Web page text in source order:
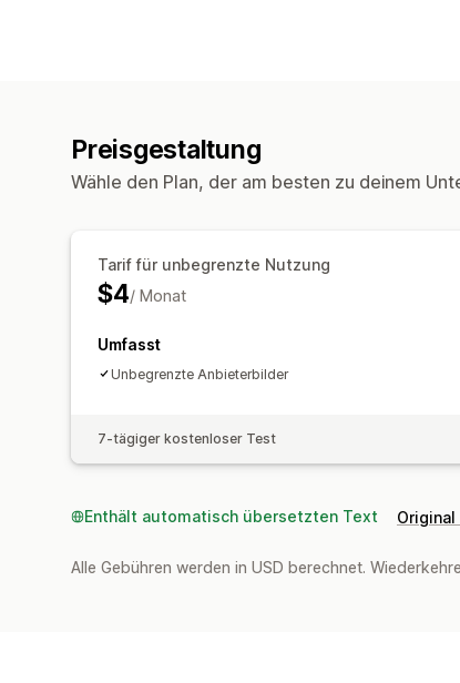
Preisgestaltung
Wähle den Plan, der am besten zu deinem
Tarif für unbegrenzte Nutzung
$4/ Monat
Umfasst
Unbegrenzte Anbieterbilder
7-tägiger kostenloser Test
Enthält automatisch übersetzten Text
Alle Gebühren werden in USD berechnet.